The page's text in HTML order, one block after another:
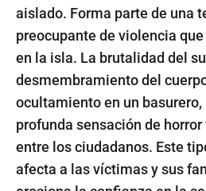
aislado. Forma parte de una
preocupante de violencia
en la isla. La brutalidad del
desmembramiento del
ocultamiento en un basurero,
profunda sensación de
entre los ciudadanos. Este
afecta a las víctimas y sus